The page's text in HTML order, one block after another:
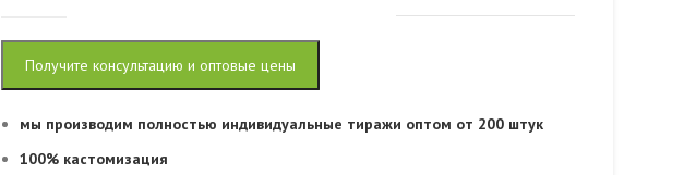
Получите консультацию и оптовые цены
мы производим полностью индивидуальные тиражи оптом от 200 штук
100% кастомизация